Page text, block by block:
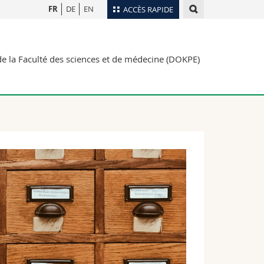
ACCÈS RAPIDE
Plan d'accès
Webmail
FR DE EN
la Faculté des sciences et de médecine (DOKPE)